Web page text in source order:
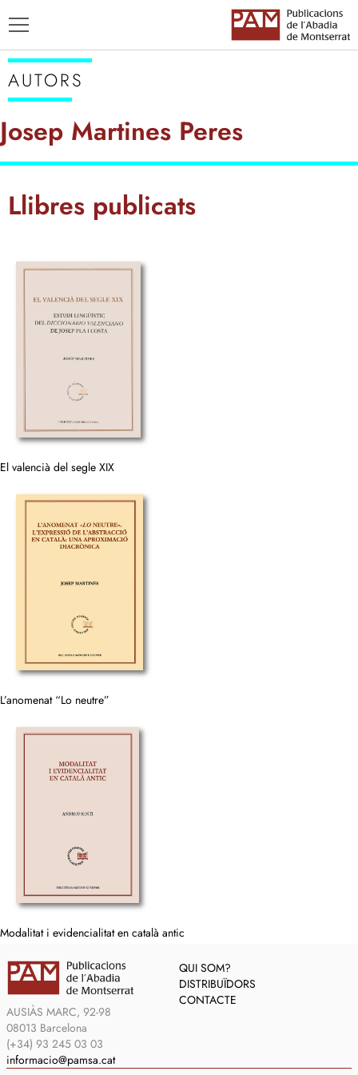
AUTORS
ENSENYAMENT CATALÀ
AUTORS
Josep Martines Peres
Llibres publicats
El valencià del segle XIX
L’anomenat “Lo neutre”
Modalitat i evidencialitat en català antic
AUSIÀS MARC, 92-98
08013 Barcelona
(+34) 93 245 03 03
informacio@pamsa.cat
QUI SOM?
DISTRIBUÏDORS
CONTACTE